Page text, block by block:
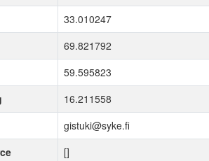
33.010247
69.821792
59.595823
16.211558
gistuki@syke.fi
[]